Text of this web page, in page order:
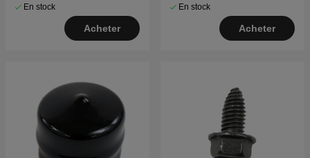
En stock
Acheter
En stock
Acheter